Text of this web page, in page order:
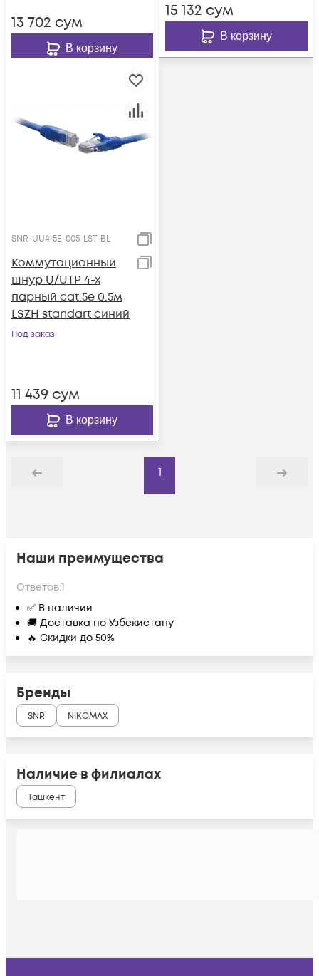
13 702 сум
В корзину
15 132 сум
В корзину
SNR-UU4-5E-005-LST-BL
Коммутационный
шнур U/UTP 4-х
парный cat.5e 0.5м
LSZH standart синий
Под заказ
11 439 сум
В корзину
Назад
1
Дальше
Наши преимущества
Ответов:1
✅ В наличии
🚚 Доставка по Узбекистану
🔥 Скидки до 50%
Бренды
SNR NIKOMAX
Наличие в филиалах
Ташкент